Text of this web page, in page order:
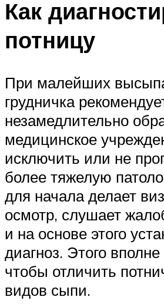
Как
потницу
При малейших
грудничка
незамедлительно
медицинское
исключить или не
более тяжелую
для начала делает
осмотр, слушает
и на основе этого
диагноз. Этого
чтобы отличить
видов сыпи.